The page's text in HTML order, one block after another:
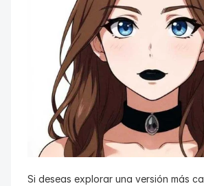
Si deseas explorar una versión más